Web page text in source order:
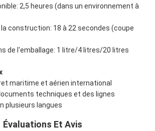
2,5 heures (dans un environnement à
construction: 18 à 22 secondes (coupe
de l'emballage: 1 litre/4 litres/20 litres
maritime et aérien international
techniques et des lignes
plusieurs langues
Évaluations Et Avis